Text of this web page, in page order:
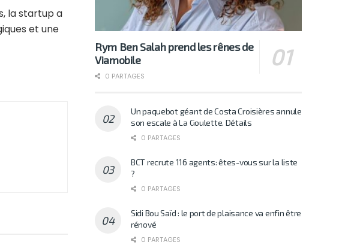
la startup a
et une
Rym Ben Salah prend les rênes de
Viamobile
0 PARTAGES
Un paquebot géant de Costa Croisières annule
son escale à La Goulette. Détails
0 PARTAGES
BCT recrute 116 agents: êtes-vous sur la liste
?
0 PARTAGES
Sidi Bou Saïd : le port de plaisance va enfin être
rénové
0 PARTAGES